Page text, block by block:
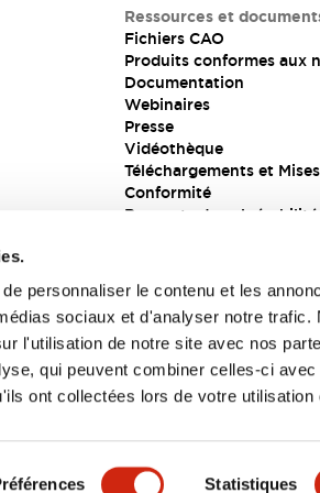
personnaliser le contenu et les
sociaux et d'analyser notre trafic.
l'utilisation de notre site avec nos
qui peuvent combiner celles-ci
ont collectées lors de votre utilisation
Statistiques
Ressources et
Fichiers CAO
Produits conformes aux
Documentation
Webinaires
Presse
Vidéothèque
Téléchargements et
Conformité
Rapports de vulnérabilité
générales